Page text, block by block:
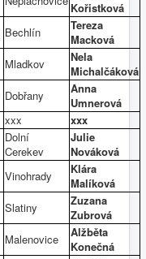
Kořistková
Bechlín
Tereza
Macková
Mladkov
Nela
Michalčáková
Dobřany
Anna
Umnerová
xxx
xxx
Dolní
Cerekev
Julie
Nováková
Vinohrady
Klára
Malíková
Slatiny
Zuzana
Zubrová
Malenovice
Alžběta
Konečná